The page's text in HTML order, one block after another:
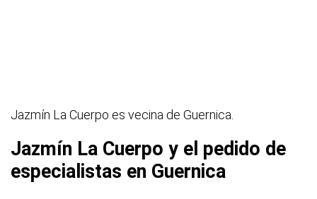
Jazmín La Cuerpo es vecina de Guernica.
Jazmín La Cuerpo y el pedido de
especialistas en Guernica